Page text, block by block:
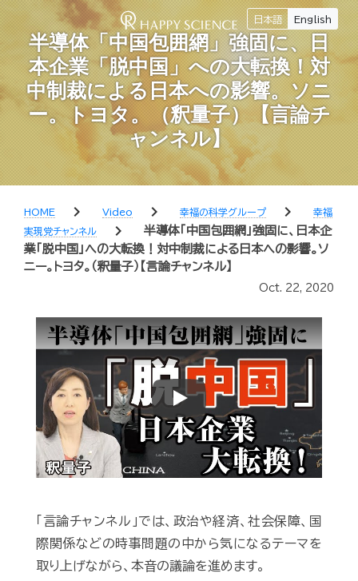
日本語 English
半導体「中国包囲網」強固に、日
本企業「脱中国」への大転換！対
中制裁による日本への影響。ソニ
ー。トヨタ。（釈量子）【言論チ
ャンネル】
HOME chevron_right Video chevron_right 幸福の科学グループ chevron_right
幸福
実現党チャンネル
chevron_right
半導体「中国包囲網」強固に、日本企
業「脱中国」への大転換！対中制裁による日本への影響。ソ
ニー。トヨタ。（釈量子）【言論チャンネル】
Oct. 22, 2020
Play
「言論チャンネル」では、政治や経済、社会保障、国
際関係などの時事問題の中から気になるテーマを
取り上げながら、本音の議論を進めます。